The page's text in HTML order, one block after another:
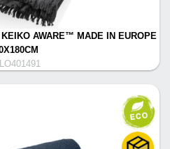
AWARE™ MADE IN EUROPE